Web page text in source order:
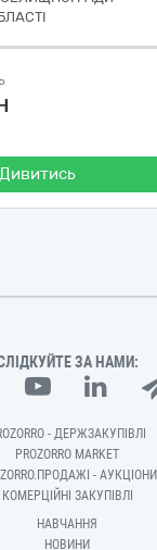
Дивитись
ЗА НАМИ:
- ДЕРЖЗАКУПІВЛІ
PROZORRO MARKET
- АУКЦІОНИ
КОМЕРЦІЙНІ ЗАКУПІВЛІ
НАВЧАННЯ
НОВИНИ